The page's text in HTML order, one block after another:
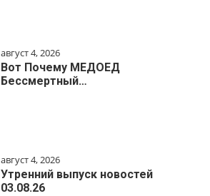
август 4, 2026
Вот Почему МЕДОЕД
Бессмертный…
август 4, 2026
Утренний выпуск новостей
03.08.26